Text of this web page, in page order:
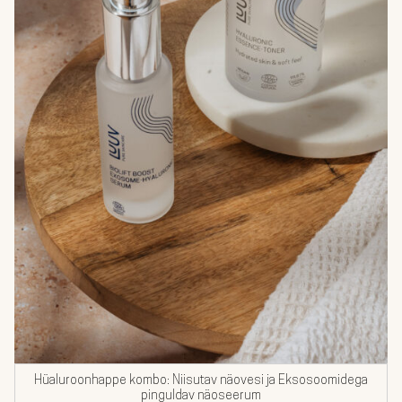
Hüaluroonhappe kombo: Niisutav näovesi ja Eksosoomidega
pinguldav näoseerum